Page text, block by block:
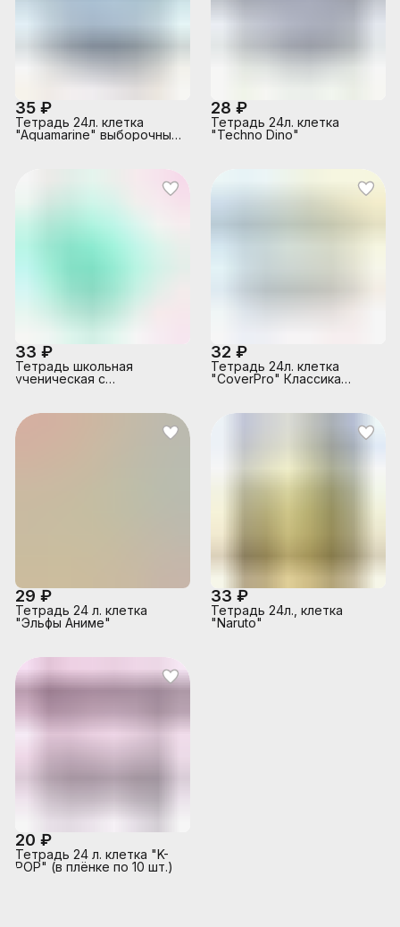
35 ₽
Тетрадь 24л. клетка
"Aquamarine" выборочный
28 ₽
Тетрадь 24л. клетка
"Techno Dino"
33 ₽
Тетрадь школьная
ученическая с
32 ₽
Тетрадь 24л. клетка
"CoverPrо" Классика
29 ₽
Тетрадь 24 л. клетка
"Эльфы Аниме"
33 ₽
Тетрадь 24л., клетка
"Naruto"
20 ₽
Тетрадь 24 л. клетка "K-
POP" (в плёнке по 10 шт.)